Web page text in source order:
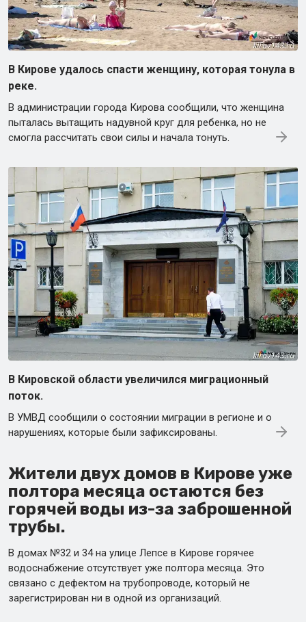
В Кирове удалось спасти женщину, которая тонула в
реке.
В администрации города Кирова сообщили, что женщина
пыталась вытащить надувной круг для ребенка, но не
смогла рассчитать свои силы и начала тонуть.
В Кировской области увеличился миграционный
поток.
В УМВД сообщили о состоянии миграции в регионе и о
нарушениях, которые были зафиксированы.
Жители двух домов в Кирове уже
полтора месяца остаются без
горячей воды из-за заброшенной
трубы.
В домах №32 и 34 на улице Лепсе в Кирове горячее
водоснабжение отсутствует уже полтора месяца. Это
связано с дефектом на трубопроводе, который не
зарегистрирован ни в одной из организаций.